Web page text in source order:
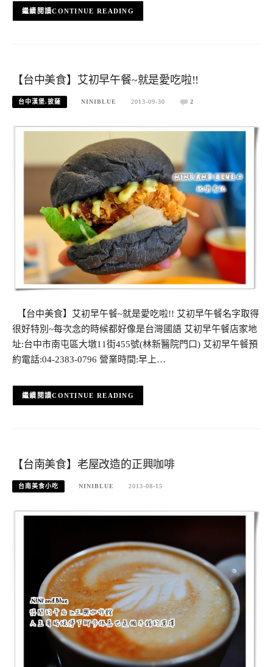
CONTINUE READING
【台中美食】艾初早午餐~就是愛吃啦!!
台中漢堡.披薩 NINIBLUE 2013-09-30 2
【台中美食】艾初早午餐~就是愛吃啦!! 艾初早午餐名字取得
很好特別~每次念的時候都好像是台灣國語 艾初早午餐店家地
址:台中市南屯區大墩11街455號(林新醫院門口) 艾初早午餐預
約電話:04-2383-0796 營業時間:早上…
CONTINUE READING
【台南美食】老屋改造的正興咖啡
台南美食小吃 NINIBLUE 2013-08-15